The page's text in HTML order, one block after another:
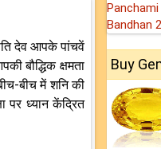
देव आपके पांचवें
बौद्धिक क्षमता
बीच में शनि की
ध्यान केंद्रित
Bandhan
Buy